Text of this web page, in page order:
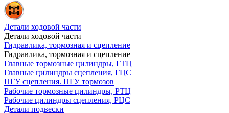
Детали ходовой части
Детали ходовой части
Гидравлика, тормозная и сцепление
Гидравлика, тормозная и сцепление
Главные тормозные цилиндры, ГТЦ
Главные цилиндры сцепления, ГЦС
ПГУ сцепления. ПГУ тормозов
Рабочие тормозные цилиндры, РТЦ
Рабочие цилиндры сцепления, РЦС
Детали подвески